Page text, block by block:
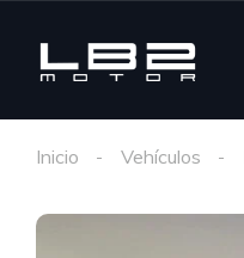
Inicio Vehículos